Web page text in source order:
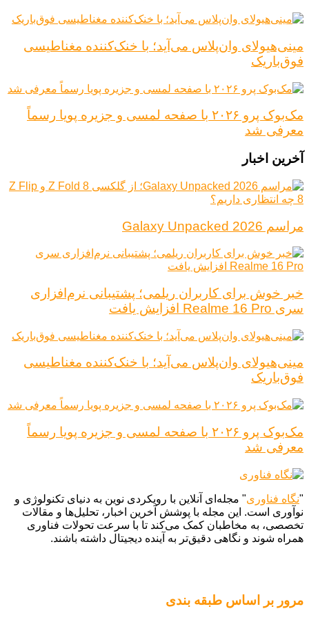
مینی‌هیولای وان‌پلاس می‌آید؛ با خنک‌کننده مغناطیسی
فوق‌باریک
مک‌بوک پرو ۲۰۲۶ با صفحه لمسی و جزیره پویا رسماً
معرفی شد
آخرین اخبار
مراسم Galaxy Unpacked 2026
خبر خوش برای کاربران ریلمی؛ پشتیبانی نرم‌افزاری
سری Realme 16 Pro افزایش یافت
مینی‌هیولای وان‌پلاس می‌آید؛ با خنک‌کننده مغناطیسی
فوق‌باریک
مک‌بوک پرو ۲۰۲۶ با صفحه لمسی و جزیره پویا رسماً
معرفی شد
"نگاه فناوری" مجله‌ای آنلاین با رویکردی نوین به دنیای تکنولوژی و
نوآوری است. این مجله با پوشش آخرین اخبار، تحلیل‌ها و مقالات
تخصصی، به مخاطبان کمک می‌کند تا با سرعت تحولات فناوری
همراه شوند و نگاهی دقیق‌تر به آینده دیجیتال داشته باشند.
مرور بر اساس طبقه بندی